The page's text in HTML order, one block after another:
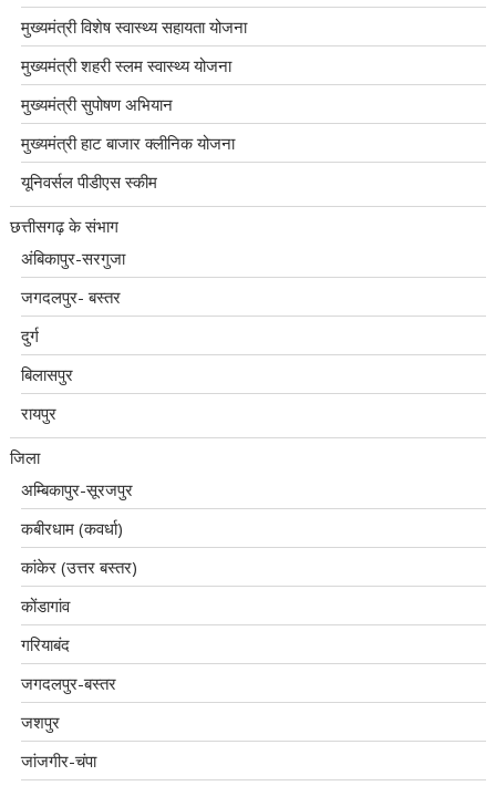
मुख्यमंत्री विशेष स्वास्थ्य सहायता योजना
मुख्यमंत्री शहरी स्लम स्वास्थ्य योजना
मुख्यमंत्री सुपोषण अभियान
मुख्यमंत्री हाट बाजार क्लीनिक योजना
यूनिवर्सल पीडीएस स्कीम
छत्तीसगढ़ के संभाग
अंबिकापुर-सरगुजा
जगदलपुर- बस्तर
दुर्ग
बिलासपुर
रायपुर
जिला
अम्बिकापुर-सूरजपुर
कबीरधाम (कवर्धा)
कांकेर (उत्तर बस्तर)
कोंडागांव
गरियाबंद
जगदलपुर-बस्तर
जशपुर
जांजगीर-चंपा